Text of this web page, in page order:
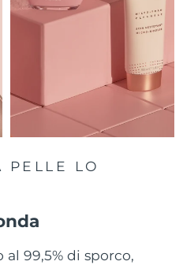
PELLE LO
99,5% di sporco,
8/8/26
8/8/26
Consegna stimata 8/16/26
Consegna stimata
Consegna stimata8/8/26